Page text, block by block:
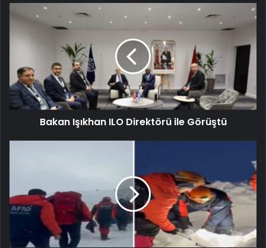
Bakan Işıkhan ILO Direktörü ile Görüştü